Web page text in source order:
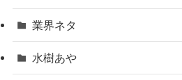
業界ネタ
水樹あや